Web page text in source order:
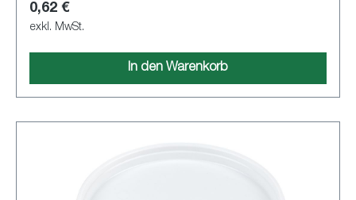
0,62 €
exkl. MwSt.
In den Warenkorb